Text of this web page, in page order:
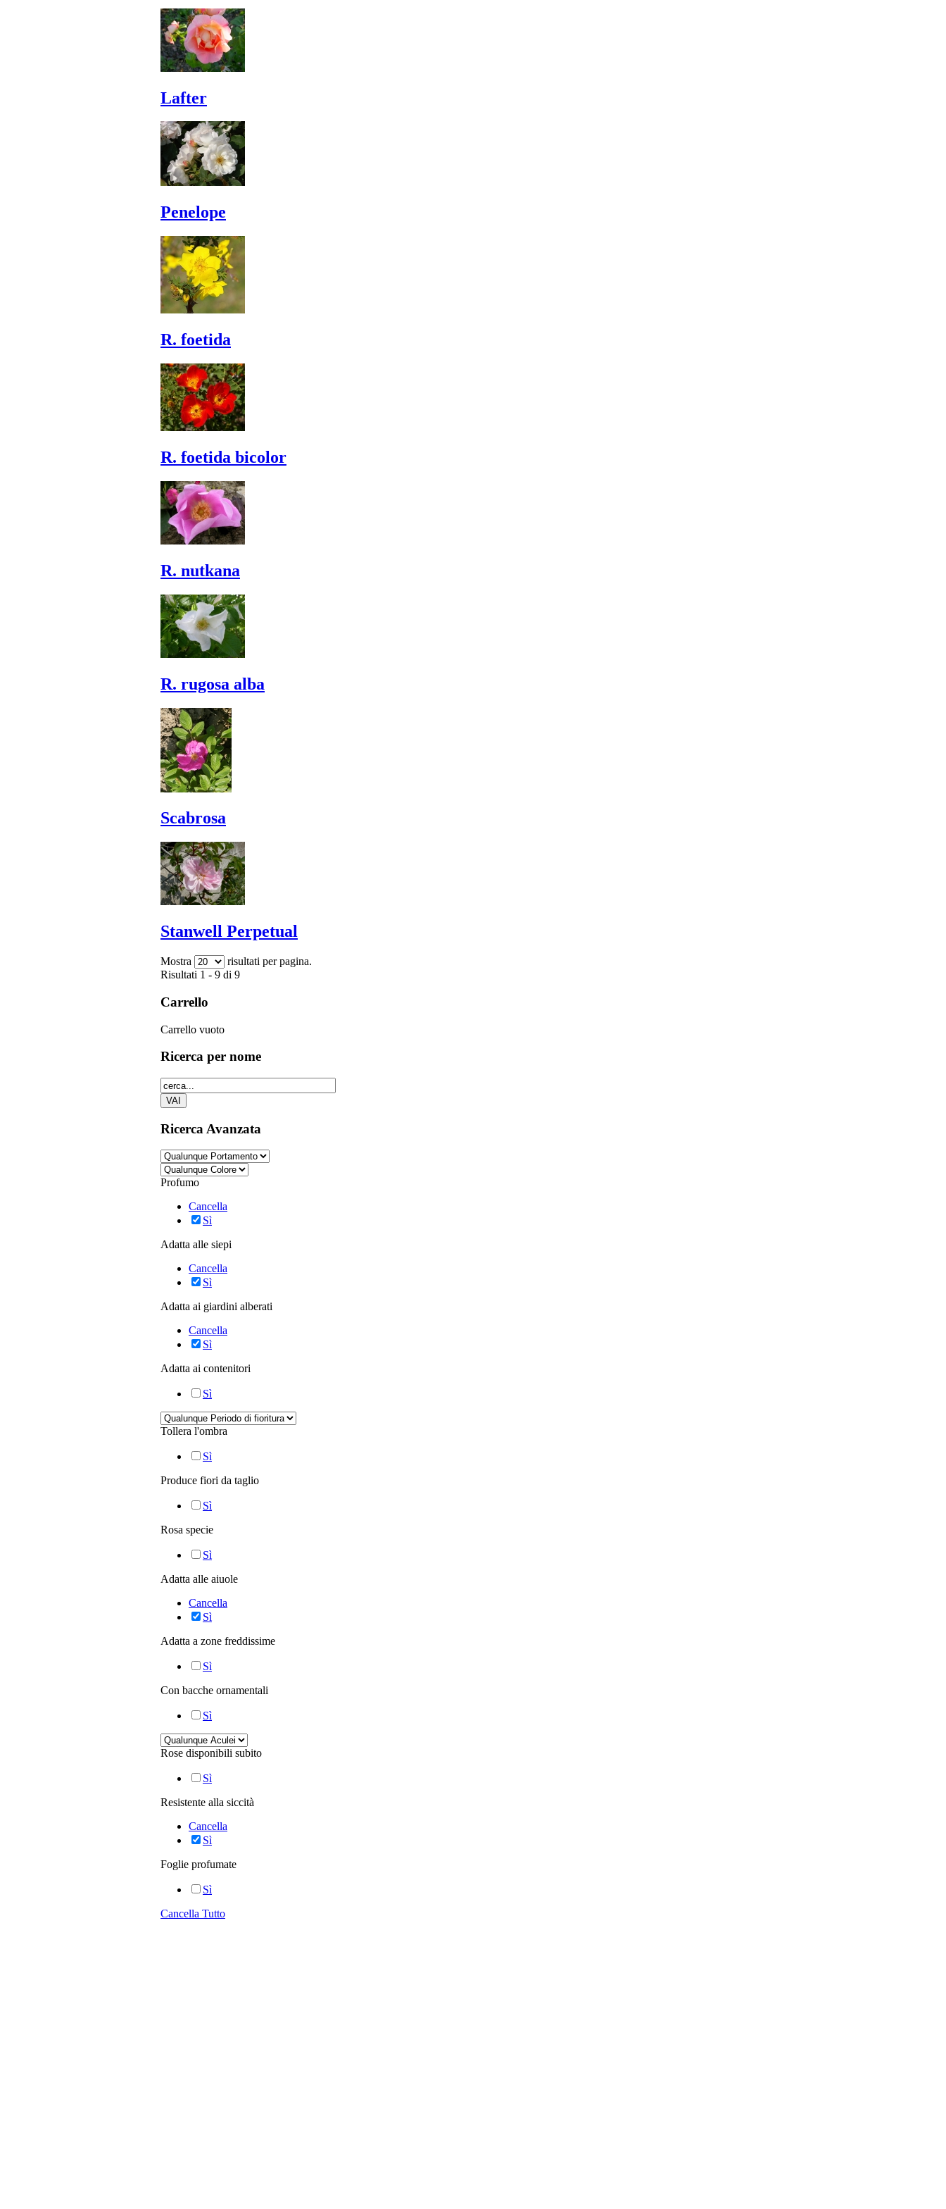
Lafter
Penelope
R. foetida
R. foetida bicolor
R. nutkana
R. rugosa alba
Scabrosa
Stanwell Perpetual
Mostra
risultati per pagina.
Risultati 1 - 9 di 9
Carrello
Carrello vuoto
Ricerca per nome
Ricerca Avanzata
Profumo
Cancella
Sì
Adatta alle siepi
Cancella
Sì
Adatta ai giardini alberati
Cancella
Sì
Adatta ai contenitori
Sì
Tollera l'ombra
Sì
Produce fiori da taglio
Sì
Rosa specie
Sì
Adatta alle aiuole
Cancella
Sì
Adatta a zone freddissime
Sì
Con bacche ornamentali
Sì
Rose disponibili subito
Sì
Resistente alla siccità
Cancella
Sì
Foglie profumate
Sì
Cancella Tutto